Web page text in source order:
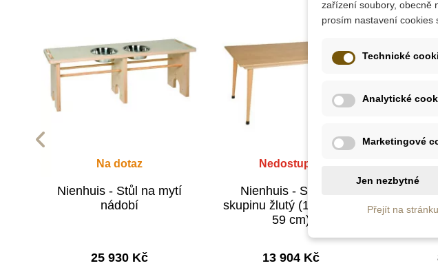
Na dotaz
Nienhuis - Stůl na mytí
nádobí
25 930 Kč
Nedostupné
Nienhuis - Stůl pro
skupinu žlutý (120 x 80 x
59 cm)
13 904 Kč
zařízení soubory, obecně
prosím nastavení cookies
Technické
Analytické
Marketingové
Jen nezbytné
Přejít na